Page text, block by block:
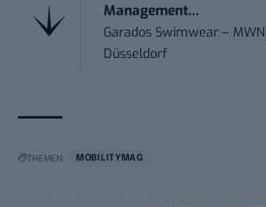
Management...
Garados Swimwear –
Düsseldorf
THEMEN: MOBILITYMAG